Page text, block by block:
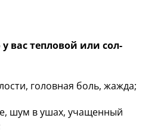
у вас теп­ло­вой или сол­
го­лов­ная боль, жаж­да;
шум в ушах, уча­щен­ный